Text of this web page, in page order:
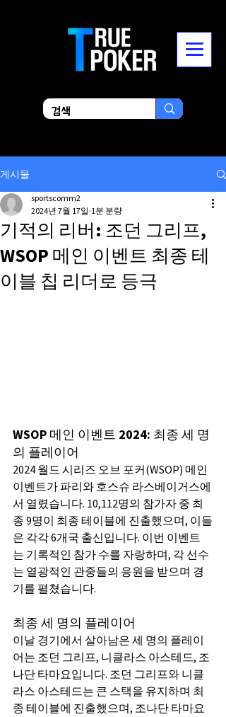
게시물
기적의 리버: 조던 그리프,
WSOP 메인 이벤트 최종 테
이블 칩 리더로 등극
sportscomm2
2024년 7월 17일 1분 분량
WSOP 메인 이벤트 2024: 최종 세 명
의 플레이어
2024 월드 시리즈 오브 포커(WSOP) 메인
이벤트가 파리와 호스슈 라스베이거스에
서 열렸습니다. 10,112명의 참가자 중 최
종 9명이 최종 테이블에 진출했으며, 이들
은 각각 6개국 출신입니다. 이번 이벤트
는 기록적인 참가 수를 자랑하며, 각 선수
는 열광적인 관중들의 응원을 받으며 경
기를 펼쳤습니다.
최종 세 명의 플레이어
이날 경기에서 살아남은 세 명의 플레이
어는 조던 그리프, 니클라스 아스테드, 조
나단 타마요입니다. 조던 그리프와 니클
라스 아스테드는 큰 스택을 유지하며 최
종 테이블에 진출했으며, 조나단 타마요